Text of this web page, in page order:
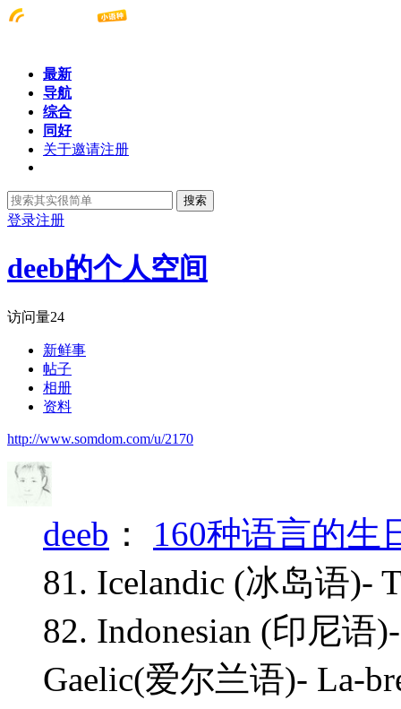
最新
导航
综合
同好
关于邀请注册
搜索
登录注册
deeb的个人空间
访问量24
新鲜事
帖子
相册
资料
http://www.somdom.com/u/2170
deeb ： 160种语言的生
81. Icelandic (冰岛语)-
82. Indonesian (印尼语
Gaelic(爱尔兰语)- La-